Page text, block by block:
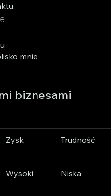
mnie
biznesami
Zysk Trudność
Wysoki Niska